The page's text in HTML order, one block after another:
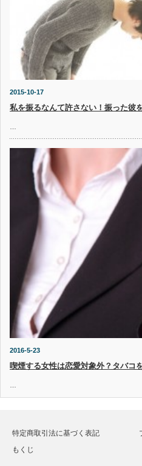
2015-10-17
私を振るなんて許さない！振った彼
2016-5-23
喫煙する女性は恋愛対象外？タバコ
特定商取引法に基づく表記
もくじ